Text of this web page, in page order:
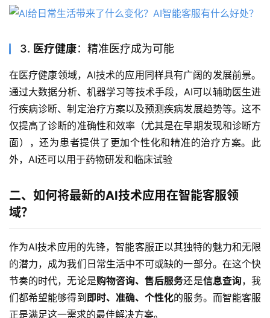
3. 医疗健康：精准医疗成为可能
在医疗健康领域，AI技术的应用同样具有广阔的发展前景。
通过大数据分析、机器学习等技术手段，AI可以辅助医生进
行疾病诊断、制定治疗方案以及预测疾病发展趋势等。这不
仅提高了诊断的准确性和效率（尤其是在早期发现和诊断方
面），还为患者提供了更加个性化和精准的治疗方案。此
外，AI还可以用于药物研发和临床试验
二、如何将最新的AI技术应用在智能客服领
域？
作为AI技术应用的先锋，智能客服正以其独特的魅力和无限
的潜力，成为我们日常生活中不可或缺的一部分。在这个快
节奏的时代，无论是购物咨询、售后服务还是信息查询，我
们都希望能够得到 即时、准确、个性化的服务。而智能客服
正是满足这一需求的最佳解决方案。